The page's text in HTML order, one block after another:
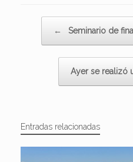
← Seminario de
Ayer se realizó
Entradas relacionadas